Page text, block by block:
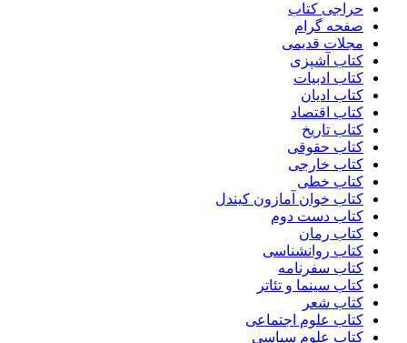
حراجی کتاب
صفحه گرام
مجلات قدیمی
کتاب آشپزی
کتاب ادبیات
کتاب ادیان
کتاب اقتصاد
کتاب تاریخ
کتاب حقوقی
کتاب خارجی
کتاب خطی
کتاب خوان آمازون کیندل
کتاب دست دوم
کتاب رمان
کتاب روانشناسی
کتاب سفرنامه
کتاب سینما و تئاتر
کتاب شعر
کتاب علوم اجتماعی
کتاب علوم سیاسی